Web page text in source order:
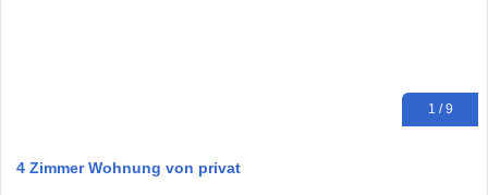
1 / 9
4 Zimmer Wohnung von privat